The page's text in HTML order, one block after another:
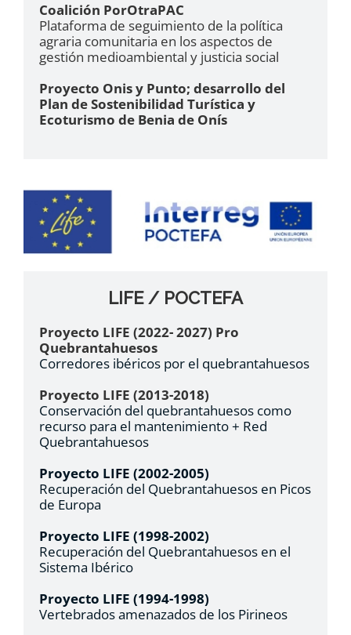
Coalición PorOtraPAC
Plataforma de seguimiento de la política
agraria comunitaria en los aspectos de
gestión medioambiental y justicia social
Proyecto Onis y Punto; desarrollo del
Plan de Sostenibilidad Turística y
Ecoturismo de Benia de Onís
LIFE / POCTEFA
Proyecto LIFE (2022- 2027) Pro
Quebrantahuesos
Corredores ibéricos por el quebrantahuesos
Proyecto LIFE (2013-2018)
Conservación del quebrantahuesos como
recurso para el mantenimiento + Red
Quebrantahuesos
Proyecto LIFE (2002-2005)
Recuperación del Quebrantahuesos en Picos
de Europa
Proyecto LIFE (1998-2002)
Recuperación del Quebrantahuesos en el
Sistema Ibérico
Proyecto LIFE (1994-1998)
Vertebrados amenazados de los Pirineos